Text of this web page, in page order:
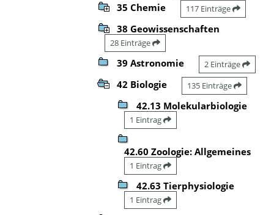
35 Chemie 117 Einträge
38 Geowissenschaften
28 Einträge
39 Astronomie 2 Einträge
42 Biologie 135 Einträge
42.13 Molekularbiologie
1 Eintrag
42.60 Zoologie: Allgemeines
1 Eintrag
42.63 Tierphysiologie
1 Eintrag